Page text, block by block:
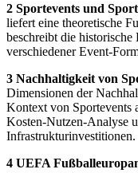
2 Sportevents und
liefert eine theoretische
beschreibt die
verschiedener Event-
3 Nachhaltigkeit von
Dimensionen der
Kontext von Sportevents
Kosten-Nutzen-Analyse
Infrastrukturinvestitionen.
4 UEFA